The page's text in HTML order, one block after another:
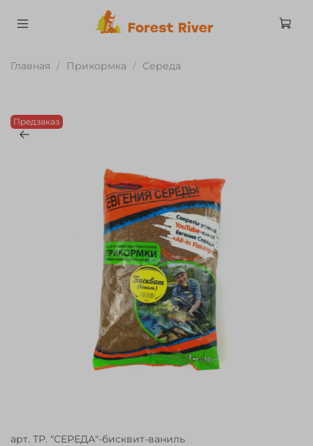
Главная Прикормка Середа
Предзаказ
арт. ТР. "СЕРЕДА"-бисквит-ваниль